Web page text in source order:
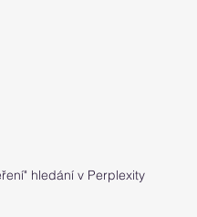
hledání v Perplexity